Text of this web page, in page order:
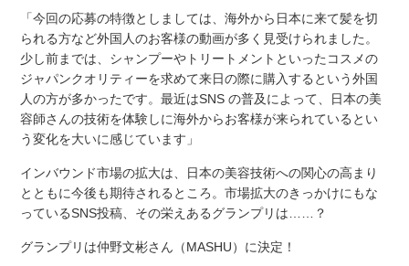
「今回の応募の特徴としましては、海外から日本に来て髪を切
られる方など外国人のお客様の動画が多く見受けられました。
少し前までは、シャンプーやトリートメントといったコスメの
ジャパンクオリティーを求めて来日の際に購入するという外国
人の方が多かったです。最近はSNS の普及によって、日本の美
容師さんの技術を体験しに海外からお客様が来られているとい
う変化を大いに感じています」
インバウンド市場の拡大は、日本の美容技術への関心の高まり
とともに今後も期待されるところ。市場拡大のきっかけにもな
っているSNS投稿、その栄えあるグランプリは……？
グランプリは仲野文彬さん（MASHU）に決定！